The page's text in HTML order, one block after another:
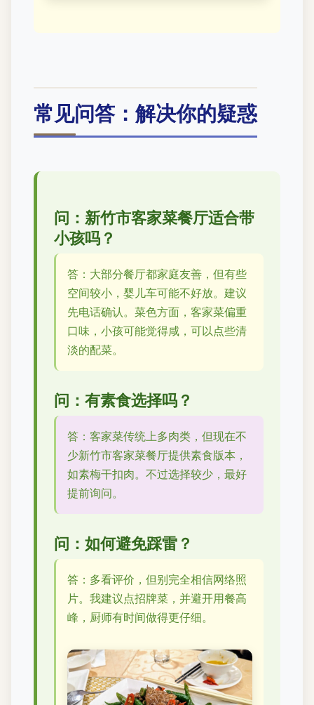
常见问答：解决你的疑惑
问：新竹市客家菜餐厅适合带
小孩吗？
答：大部分餐厅都家庭友善，但有些
空间较小，婴儿车可能不好放。建议
先电话确认。菜色方面，客家菜偏重
口味，小孩可能觉得咸，可以点些清
淡的配菜。
问：有素食选择吗？
答：客家菜传统上多肉类，但现在不
少新竹市客家菜餐厅提供素食版本，
如素梅干扣肉。不过选择较少，最好
提前询问。
问：如何避免踩雷？
答：多看评价，但别完全相信网络照
片。我建议点招牌菜，并避开用餐高
峰，厨师有时间做得更仔细。